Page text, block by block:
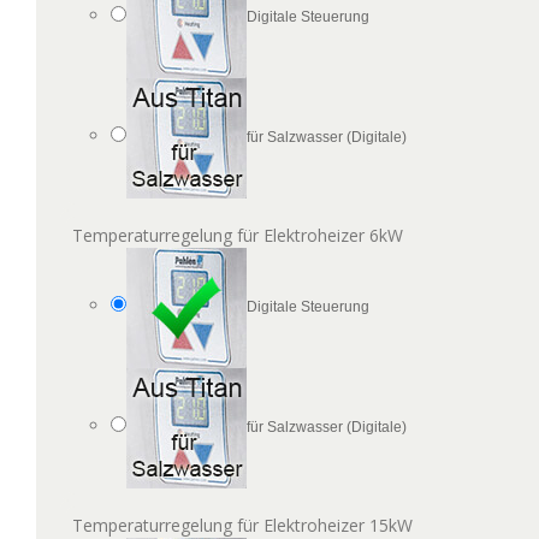
Digitale Steuerung
für Salzwasser (Digitale)
Temperaturregelung für Elektroheizer 6kW
Digitale Steuerung
für Salzwasser (Digitale)
Temperaturregelung für Elektroheizer 15kW